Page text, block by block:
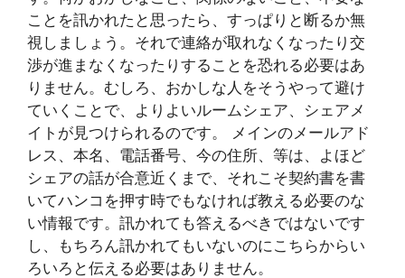
ことを訊かれたと思ったら、すっぱりと断るか無
視しましょう。それで連絡が取れなくなったり交
渉が進まなくなったりすることを恐れる必要はあ
りません。むしろ、おかしな人をそうやって避け
ていくことで、よりよいルームシェア、シェアメ
イトが見つけられるのです。 メインのメールアド
レス、本名、電話番号、今の住所、等は、よほど
シェアの話が合意近くまで、それこそ契約書を書
いてハンコを押す時でもなければ教える必要のな
い情報です。訊かれても答えるべきではないです
し、もちろん訊かれてもいないのにこちらからい
ろいろと伝える必要はありません。